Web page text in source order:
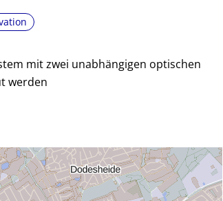
mit zwei unabhängigen optischen
werden